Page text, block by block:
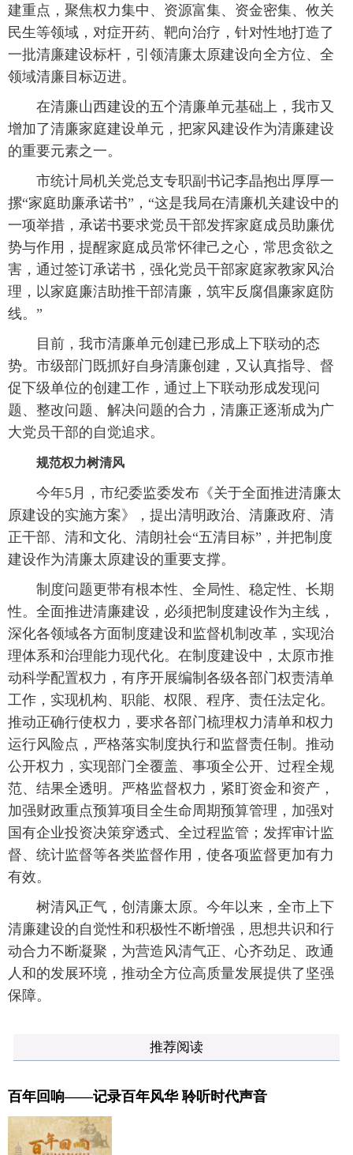
建重点，聚焦权力集中、资源富集、资金密集、攸关
民生等领域，对症开药、靶向治疗，针对性地打造了
一批清廉建设标杆，引领清廉太原建设向全方位、全
领域清廉目标迈进。
在清廉山西建设的五个清廉单元基础上，我市又
增加了清廉家庭建设单元，把家风建设作为清廉建设
的重要元素之一。
市统计局机关党总支专职副书记李晶抱出厚厚一
摞“家庭助廉承诺书”，“这是我局在清廉机关建设中的
一项举措，承诺书要求党员干部发挥家庭成员助廉优
势与作用，提醒家庭成员常怀律己之心，常思贪欲之
害，通过签订承诺书，强化党员干部家庭家教家风治
理，以家庭廉洁助推干部清廉，筑牢反腐倡廉家庭防
线。”
目前，我市清廉单元创建已形成上下联动的态
势。市级部门既抓好自身清廉创建，又认真指导、督
促下级单位的创建工作，通过上下联动形成发现问
题、整改问题、解决问题的合力，清廉正逐渐成为广
大党员干部的自觉追求。
规范权力树清风
今年5月，市纪委监委发布《关于全面推进清廉太
原建设的实施方案》，提出清明政治、清廉政府、清
正干部、清和文化、清朗社会“五清目标”，并把制度
建设作为清廉太原建设的重要支撑。
制度问题更带有根本性、全局性、稳定性、长期
性。全面推进清廉建设，必须把制度建设作为主线，
深化各领域各方面制度建设和监督机制改革，实现治
理体系和治理能力现代化。在制度建设中，太原市推
动科学配置权力，有序开展编制各级各部门权责清单
工作，实现机构、职能、权限、程序、责任法定化。
推动正确行使权力，要求各部门梳理权力清单和权力
运行风险点，严格落实制度执行和监督责任制。推动
公开权力，实现部门全覆盖、事项全公开、过程全规
范、结果全透明。严格监督权力，紧盯资金和资产，
加强财政重点预算项目全生命周期预算管理，加强对
国有企业投资决策穿透式、全过程监管；发挥审计监
督、统计监督等各类监督作用，使各项监督更加有力
有效。
树清风正气，创清廉太原。今年以来，全市上下
清廉建设的自觉性和积极性不断增强，思想共识和行
动合力不断凝聚，为营造风清气正、心齐劲足、政通
人和的发展环境，推动全方位高质量发展提供了坚强
保障。
推荐阅读
百年回响——记录百年风华 聆听时代声音